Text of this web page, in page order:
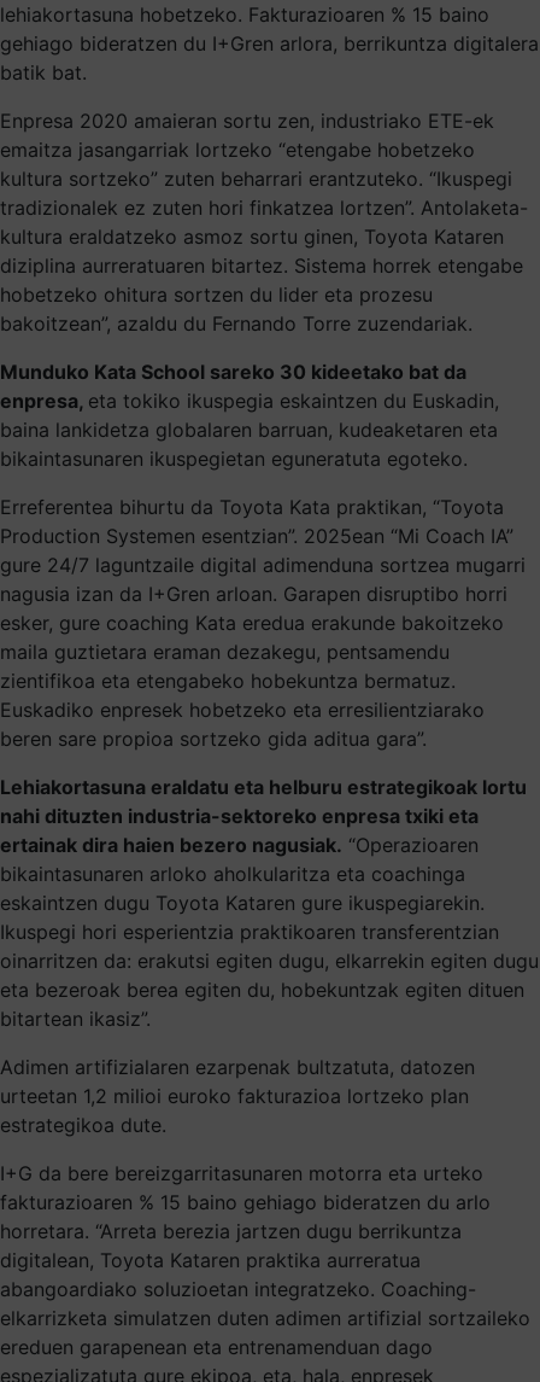
lehiakortasuna hobetzeko. Fakturazioaren % 15 baino
gehiago bideratzen du I+Gren arlora, berrikuntza digitalera
batik bat.
Enpresa 2020 amaieran sortu zen, industriako ETE-ek
emaitza jasangarriak lortzeko “etengabe hobetzeko
kultura sortzeko” zuten beharrari erantzuteko. “Ikuspegi
tradizionalek ez zuten hori finkatzea lortzen”. Antolaketa-
kultura eraldatzeko asmoz sortu ginen, Toyota Kataren
diziplina aurreratuaren bitartez. Sistema horrek etengabe
hobetzeko ohitura sortzen du lider eta prozesu
bakoitzean”, azaldu du Fernando Torre zuzendariak.
Munduko Kata School sareko 30 kideetako bat da
enpresa, eta tokiko ikuspegia eskaintzen du Euskadin,
baina lankidetza globalaren barruan, kudeaketaren eta
bikaintasunaren ikuspegietan eguneratuta egoteko.
Erreferentea bihurtu da Toyota Kata praktikan, “Toyota
Production Systemen esentzian”. 2025ean “Mi Coach IA”
gure 24/7 laguntzaile digital adimenduna sortzea mugarri
nagusia izan da I+Gren arloan. Garapen disruptibo horri
esker, gure coaching Kata eredua erakunde bakoitzeko
maila guztietara eraman dezakegu, pentsamendu
zientifikoa eta etengabeko hobekuntza bermatuz.
Euskadiko enpresek hobetzeko eta erresilientziarako
beren sare propioa sortzeko gida aditua gara”.
Lehiakortasuna eraldatu eta helburu estrategikoak lortu
nahi dituzten industria-sektoreko enpresa txiki eta
ertainak dira haien bezero nagusiak. “Operazioaren
bikaintasunaren arloko aholkularitza eta coachinga
eskaintzen dugu Toyota Kataren gure ikuspegiarekin.
Ikuspegi hori esperientzia praktikoaren transferentzian
oinarritzen da: erakutsi egiten dugu, elkarrekin egiten dugu
eta bezeroak berea egiten du, hobekuntzak egiten dituen
bitartean ikasiz”.
Adimen artifizialaren ezarpenak bultzatuta, datozen
urteetan 1,2 milioi euroko fakturazioa lortzeko plan
estrategikoa dute.
I+G da bere bereizgarritasunaren motorra eta urteko
fakturazioaren % 15 baino gehiago bideratzen du arlo
horretara. “Arreta berezia jartzen dugu berrikuntza
digitalean, Toyota Kataren praktika aurreratua
abangoardiako soluzioetan integratzeko. Coaching-
elkarrizketa simulatzen duten adimen artifizial sortzaileko
ereduen garapenean eta entrenamenduan dago
espezializatuta gure ekipoa, eta, hala, enpresek